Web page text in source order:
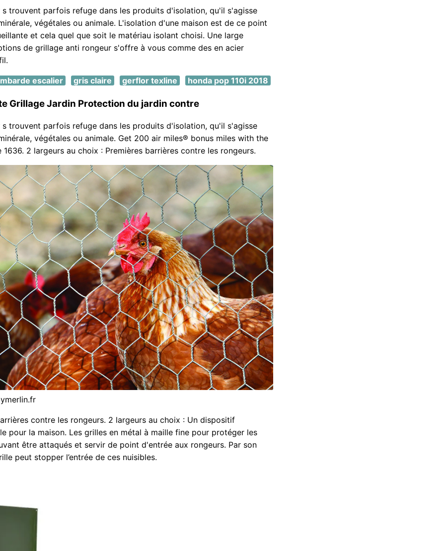
s trouvent parfois refuge dans les produits d'isolation, qu'il s'agisse
végétales ou animale. L'isolation d'une maison est de ce point
et cela quel que soit le matériau isolant choisi. Une large
de grillage anti rongeur s'offre à vous comme des en acier
escalier gris claire gerflor texline honda pop 110i 2018
Grillage Jardin Protection du jardin contre
s trouvent parfois refuge dans les produits d'isolation, qu'il s'agisse
végétales ou animale. Get 200 air miles® bonus miles with the
1636. 2 largeurs au choix : Premières barrières contre les rongeurs.
contre les rongeurs. 2 largeurs au choix : Un dispositif
pour la maison. Les grilles en métal à maille fine pour protéger les
être attaqués et servir de point d'entrée aux rongeurs. Par son
peut stopper l’entrée de ces nuisibles.